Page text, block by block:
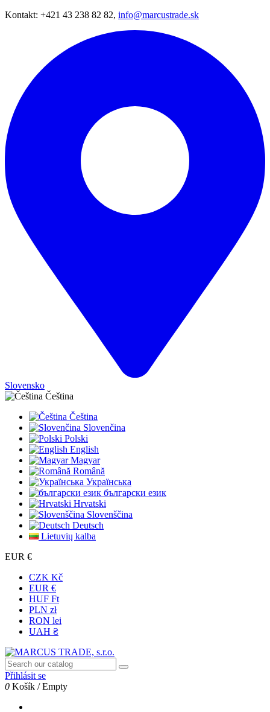
Kontakt: +421 43 238 82 82, info@marcustrade.sk
Slovensko
Čeština
Čeština
Slovenčina
Polski
English
Magyar
Română
Українська
български език
Hrvatski
Slovenščina
Deutsch
Lietuvių kalba
EUR €
CZK Kč
EUR €
HUF Ft
PLN zł
RON lei
UAH ₴
Přihlásit se
0 Košík /Empty